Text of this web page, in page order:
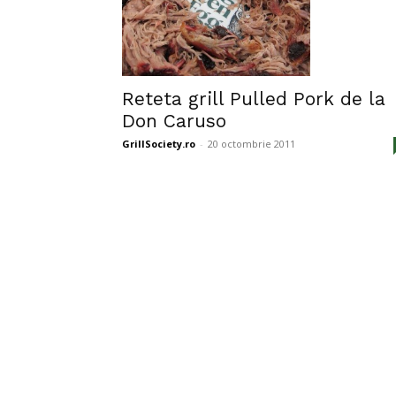
Reteta grill Pulled Pork de la
Don Caruso
GrillSociety.ro - 20 octombrie 2011